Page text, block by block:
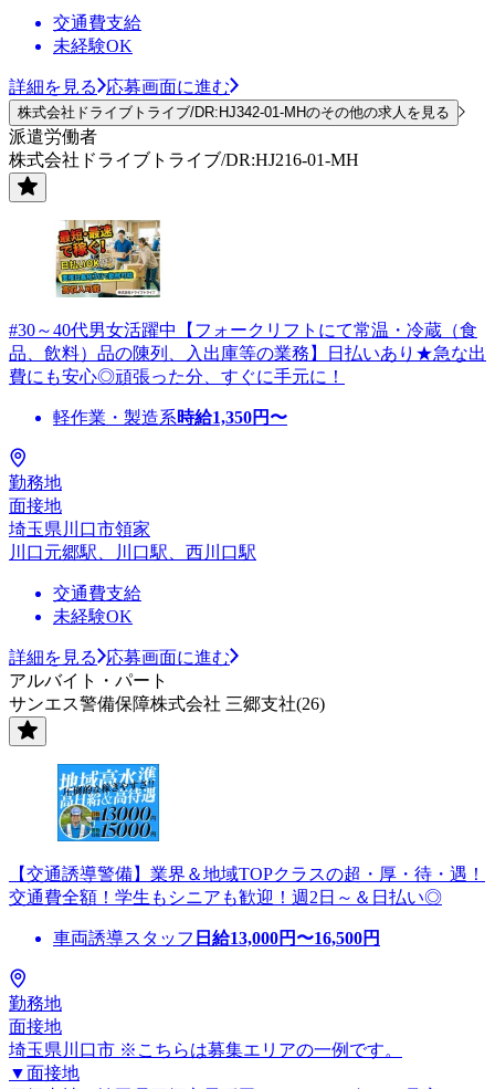
交通費支給
未経験OK
詳細を見る 応募画面に進む
株式会社ドライブトライブ/DR:HJ342-01-MHのその他の求人を見る
派遣労働者
株式会社ドライブトライブ/DR:HJ216-01-MH
#30～40代男女活躍中【フォークリフトにて常温・冷蔵（食
品、飲料）品の陳列、入出庫等の業務】日払いあり★急な出
費にも安心◎頑張った分、すぐに手元に！
軽作業・製造系時給1,350円〜
勤務地
面接地
埼玉県川口市領家
川口元郷駅、川口駅、西川口駅
交通費支給
未経験OK
詳細を見る
応募画面に進む
アルバイト・パート
サンエス警備保障株式会社 三郷支社(26)
【交通誘導警備】業界＆地域TOPクラスの超・厚・待・遇！
交通費全額！学生もシニアも歓迎！週2日～＆日払い◎
車両誘導スタッフ 日給13,000円〜16,500円
勤務地
面接地
埼玉県川口市 ※こちらは募集エリアの一例です。
▼面接地